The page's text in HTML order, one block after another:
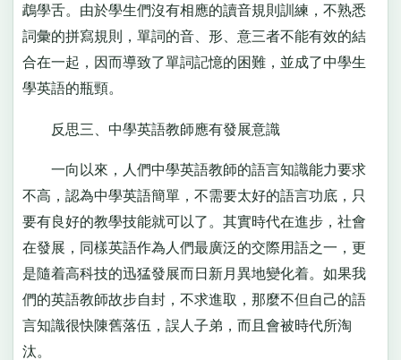
鵡學舌。由於學生們沒有相應的讀音規則訓練，不熟悉
詞彙的拼寫規則，單詞的音、形、意三者不能有效的結
合在一起，因而導致了單詞記憶的困難，並成了中學生
學英語的瓶頸。
反思三、中學英語教師應有發展意識
一向以來，人們中學英語教師的語言知識能力要求
不高，認為中學英語簡單，不需要太好的語言功底，只
要有良好的教學技能就可以了。其實時代在進步，社會
在發展，同樣英語作為人們最廣泛的交際用語之一，更
是隨着高科技的迅猛發展而日新月異地變化着。如果我
們的英語教師故步自封，不求進取，那麼不但自己的語
言知識很快陳舊落伍，誤人子弟，而且會被時代所淘
汰。